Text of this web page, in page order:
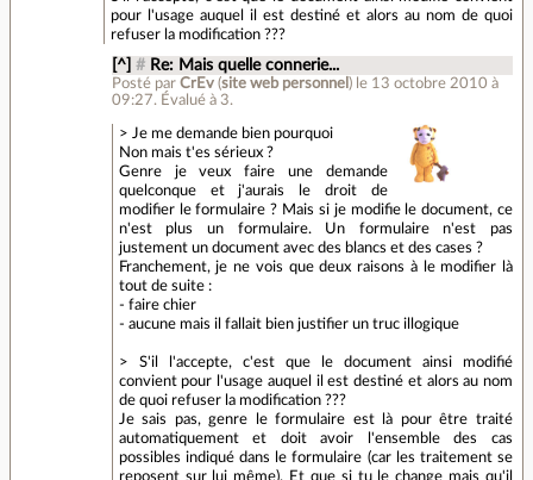
pour l'usage auquel il est destiné et alors au nom de quoi
refuser la modification ???
[^] # Re: Mais quelle connerie...
Posté par CrEv(site web personnel ) le 13 octobre 2010 à
09:27. Évalué à 3.
> Je me demande bien pourquoi
Non mais t'es sérieux ?
Genre je veux faire une demande
quelconque et j'aurais le droit de
modifier le formulaire ? Mais si je modifie le document, ce
n'est plus un formulaire. Un formulaire n'est pas
justement un document avec des blancs et des cases ?
Franchement, je ne vois que deux raisons à le modifier là
tout de suite :
- faire chier
- aucune mais il fallait bien justifier un truc illogique
> S'il l'accepte, c'est que le document ainsi modifié
convient pour l'usage auquel il est destiné et alors au nom
de quoi refuser la modification ???
Je sais pas, genre le formulaire est là pour être traité
automatiquement et doit avoir l'ensemble des cas
possibles indiqué dans le formulaire (car les traitement se
reposent sur lui même). Et que si tu le change mais qu'il